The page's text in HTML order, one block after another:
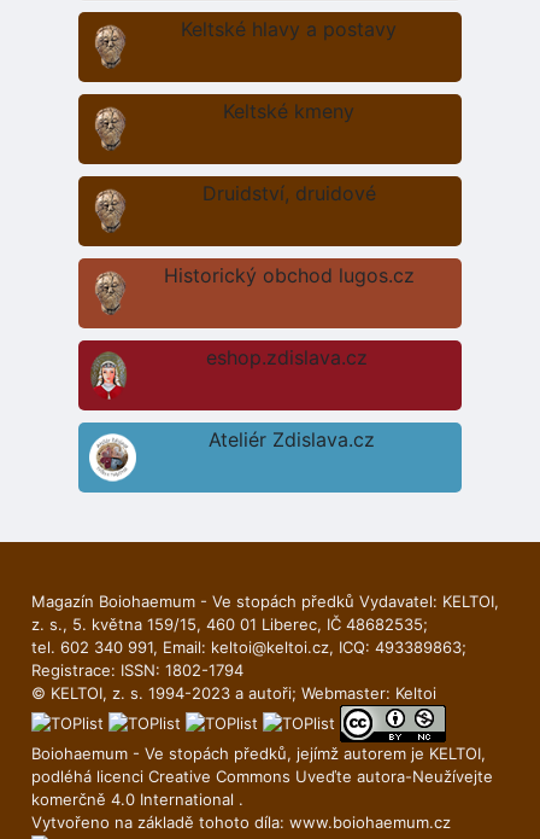
Keltské hlavy a postavy
Keltské kmeny
Druidství, druidové
Historický obchod lugos.cz
eshop.zdislava.cz
Ateliér Zdislava.cz
Magazín Boiohaemum - Ve stopách předků Vydavatel: KELTOI,
z. s., 5. května 159/15, 460 01 Liberec, IČ 48682535;
tel. 602 340 991, Email: keltoi@keltoi.cz, ICQ: 493389863;
Registrace: ISSN: 1802-1794
© KELTOI, z. s. 1994-2023 a autoři; Webmaster: Keltoi
Boiohaemum - Ve stopách předků, jejímž autorem je KELTOI,
podléhá licenci Creative Commons Uveďte autora-Neuží­vejte
komerčně 4.0 International .
Vytvořeno na základě tohoto díla: www.boiohaemum.cz